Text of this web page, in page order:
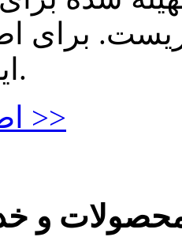
ریست. برای
اینجا کلیک کنید.
اطلاعات بیشتر >>
و